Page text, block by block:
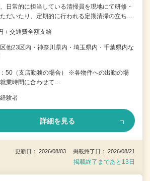
日常的に担当している清掃員を現地にて研修・
だいたり、定期的に行われる定期清掃の立ち…
＋交通費全額支給
他23区内・神奈川県内・埼玉県内・千葉県内な
50（支店勤務の場合） ※各物件への出勤の場
業時間に合わせて…
験者
詳細を見る
更新日： 2026/08/03 掲載終了日： 2026/08/21
掲載終了まであと13日